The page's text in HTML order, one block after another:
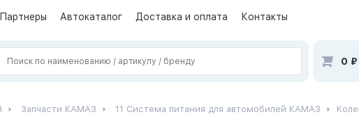
Партнеры Автокаталог Доставка и оплата Контакты
0 ₽
Запчасти КАМАЗ 11 Система питания для автомобилей КАМАЗ